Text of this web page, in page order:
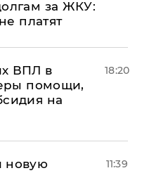
за ЖКУ:
платят
ВПЛ в
помощи,
на
18:20
новую
11:39